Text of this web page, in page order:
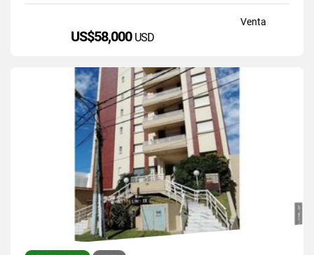
Venta
US$58,000 USD